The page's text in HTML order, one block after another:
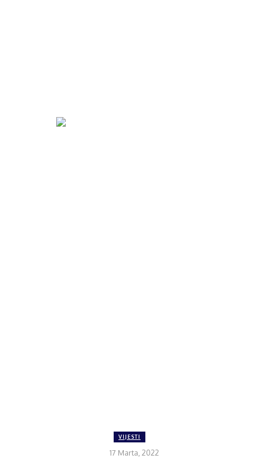
VIJESTI
17 Marta, 2022